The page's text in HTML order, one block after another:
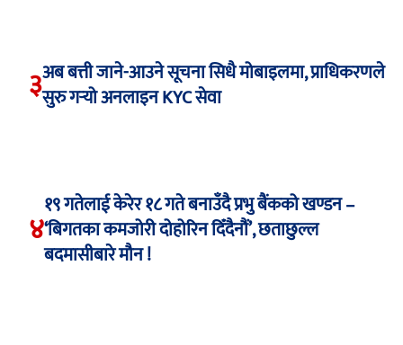
३अब बत्ती जाने-आउने सूचना सिधै मोबाइलमा, प्राधिकरणले
सुरु गर्‍यो अनलाइन KYC सेवा
४
१९ गतेलाई केरेर १८ गते बनाउँदै प्रभु बैंकको खण्डन –
‘बिगतका कमजोरी दोहोरिन दिँदैनौं’, छताछुल्ल
बदमासीबारे मौन !